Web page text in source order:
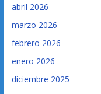
abril 2026
marzo 2026
febrero 2026
enero 2026
diciembre 2025